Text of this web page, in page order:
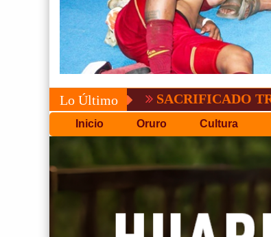
Lo Último
SACRIFICADO TRIUNFO
Inicio Oruro Cultura